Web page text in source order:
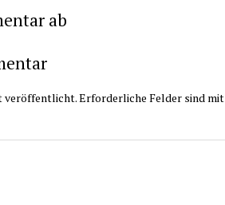
ab
veröffentlicht.Erforderliche Felder sind mit